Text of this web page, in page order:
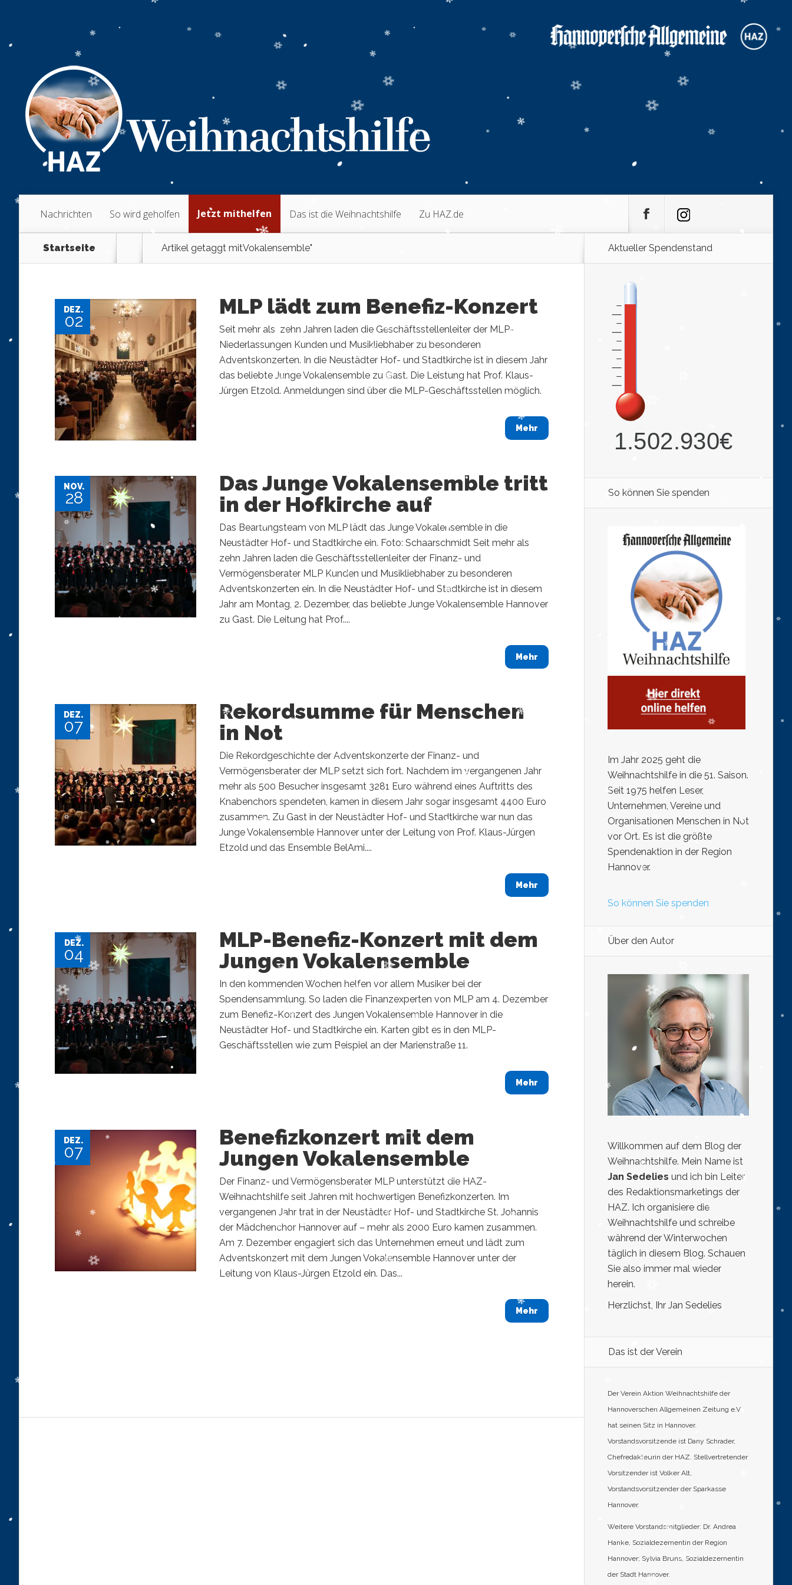
Nachrichten So wird geholfen Jetzt mithelfen Das ist die Weihnachtshilfe Zu HAZ.de
Startseite Artikel getaggt mitVokalensemble"
DEZ.
02
MLP lädt zum Benefiz-Konzert
Seit mehr als zehn Jahren laden die Geschäftsstellenleiter der MLP-
Niederlassungen Kunden und Musikliebhaber zu besonderen
Adventskonzerten. In die Neustädter Hof- und Stadtkirche ist in diesem Jahr
das beliebte Junge Vokalensemble zu Gast. Die Leistung hat Prof. Klaus-
Jürgen Etzold. Anmeldungen sind über die MLP-Geschäftsstellen möglich.
Mehr
NOV.
28
Das Junge Vokalensemble tritt
in der Hofkirche auf
Das Beartungsteam von MLP lädt das Junge Vokalensemble in die
Neustädter Hof- und Stadtkirche ein. Foto: Schaarschmidt Seit mehr als
zehn Jahren laden die Geschäftsstellenleiter der Finanz- und
Vermögensberater MLP Kunden und Musikliebhaber zu besonderen
Adventskonzerten ein. In die Neustädter Hof- und Stadtkirche ist in diesem
Jahr am Montag, 2. Dezember, das beliebte Junge Vokalensemble Hannover
zu Gast. Die Leitung hat Prof....
Mehr
DEZ.
07
Rekordsumme für Menschen
in Not
Die Rekordgeschichte der Adventskonzerte der Finanz- und
Vermögensberater der MLP setzt sich fort. Nachdem im vergangenen Jahr
mehr als 500 Besucher insgesamt 3281 Euro während eines Auftritts des
Knabenchors spendeten, kamen in diesem Jahr sogar insgesamt 4400 Euro
zusammen. Zu Gast in der Neustädter Hof- und Stadtkirche war nun das
Junge Vokalensemble Hannover unter der Leitung von Prof. Klaus-Jürgen
Etzold und das Ensemble BelAmi....
Mehr
DEZ.
04
MLP-Benefiz-Konzert mit dem
Jungen Vokalensemble
In den kommenden Wochen helfen vor allem Musiker bei der
Spendensammlung. So laden die Finanzexperten von MLP am 4. Dezember
zum Benefiz-Konzert des Jungen Vokalensemble Hannover in die
Neustädter Hof- und Stadtkirche ein. Karten gibt es in den MLP-
Geschäftsstellen wie zum Beispiel an der Marienstraße 11.
Mehr
DEZ.
07
Benefizkonzert mit dem
Jungen Vokalensemble
Der Finanz- und Vermögensberater MLP unterstützt die HAZ-
Weihnachtshilfe seit Jahren mit hochwertigen Benefizkonzerten. Im
vergangenen Jahr trat in der Neustädter Hof- und Stadtkirche St. Johannis
der Mädchenchor Hannover auf – mehr als 2000 Euro kamen zusammen.
Am 7. Dezember engagiert sich das Unternehmen erneut und lädt zum
Adventskonzert mit dem Jungen Vokalensemble Hannover unter der
Leitung von Klaus-Jürgen Etzold ein. Das...
Mehr
Aktueller Spendenstand
So können Sie spenden
Im Jahr 2025 geht die
Weihnachtshilfe in die 51. Saison.
Seit 1975 helfen Leser,
Unternehmen, Vereine und
Organisationen Menschen in Not
vor Ort. Es ist die größte
Spendenaktion in der Region
Hannover.
So können Sie spenden
Über den Autor
Willkommen auf dem Blog der
Weihnachtshilfe. Mein Name ist
Jan Sedelies und ich bin Leiter
des Redaktionsmarketings der
HAZ. Ich organisiere die
Weihnachtshilfe und schreibe
während der Winterwochen
täglich in diesem Blog. Schauen
Sie also immer mal wieder
herein.
Herzlichst, Ihr Jan Sedelies
Das ist der Verein
Der Verein Aktion Weihnachtshilfe der
Hannoverschen Allgemeinen Zeitung e.V.
hat seinen Sitz in Hannover.
Vorstandsvorsitzende ist Dany Schrader,
Chefredakteurin der HAZ. Stellvertretender
Vorsitzender ist Volker Alt,
Vorstandsvorsitzender der Sparkasse
Hannover.
Weitere Vorstandsmitglieder: Dr. Andrea
Hanke, Sozialdezernentin der Region
Hannover; Sylvia Bruns, Sozialdezernentin
der Stadt Hannover.